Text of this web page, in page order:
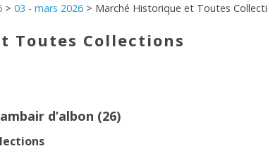
> 03 - mars 2026 > Marché Historique et Toutes
Toutes Collections
d’albon (26)